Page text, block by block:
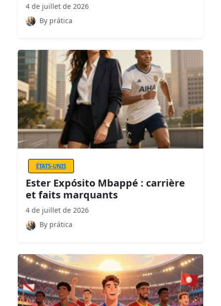
4 de juillet de 2026
By prática
ÉTATS-UNIS
Ester Expósito Mbappé : carrière
et faits marquants
4 de juillet de 2026
By prática